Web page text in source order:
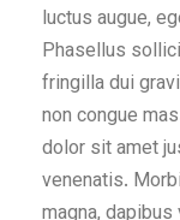
luctus augue,
Phasellus
fringilla dui
non congue
dolor sit amet
venenatis.